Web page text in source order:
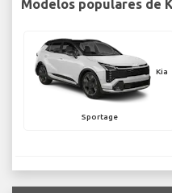
Modelos populares de
Kia
Sportage